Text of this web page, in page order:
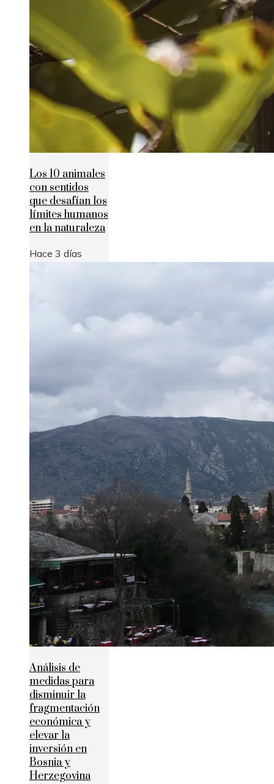
Los 10 animales
con sentidos
que desafían los
límites humanos
en la naturaleza
Hace 3 días
Análisis de
medidas para
disminuir la
fragmentación
económica y
elevar la
inversión en
Bosnia y
Herzegovina